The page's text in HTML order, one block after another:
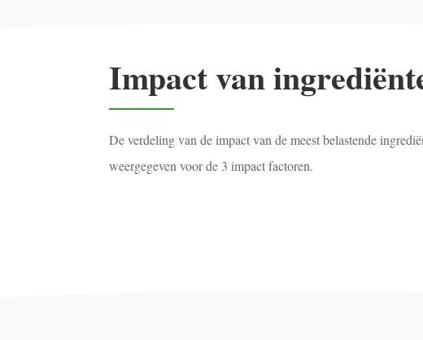
Impact van
De verdeling van de impact van de meest belastende
weergegeven voor de 3 impact factoren.